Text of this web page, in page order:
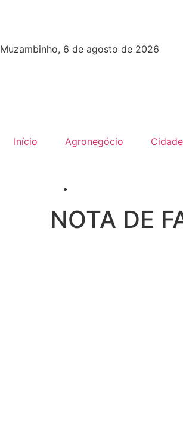
Muzambinho, 6 de agosto de 2026
Início Agronegócio Cidade
NOTA DE